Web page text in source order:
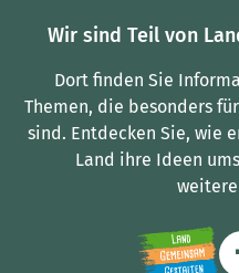
Wir sind Teil von
Dort finden Sie
Themen, die besonders
sind. Entdecken Sie, wie
Land ihre Ideen